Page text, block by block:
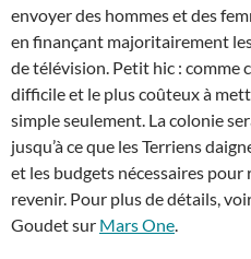
envoyer des hommes et des
en finançant majoritairement
de télévision. Petit hic : comme
difficile et le plus coûteux à
simple seulement. La colonie
jusqu’à ce que les Terriens
et les budgets nécessaires
revenir. Pour plus de détails,
Goudet sur Mars One